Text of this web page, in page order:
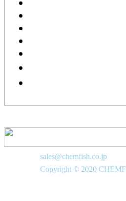
sales@chemfish.co.jp
Copyright © 2020